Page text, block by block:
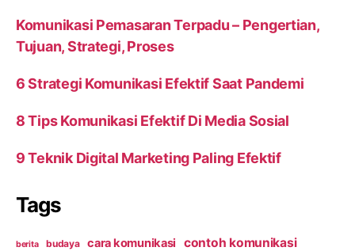
Komunikasi Pemasaran Terpadu – Pengertian,
Tujuan, Strategi, Proses
6 Strategi Komunikasi Efektif Saat Pandemi
8 Tips Komunikasi Efektif Di Media Sosial
9 Teknik Digital Marketing Paling Efektif
Tags
berita budaya cara komunikasi contoh komunikasi